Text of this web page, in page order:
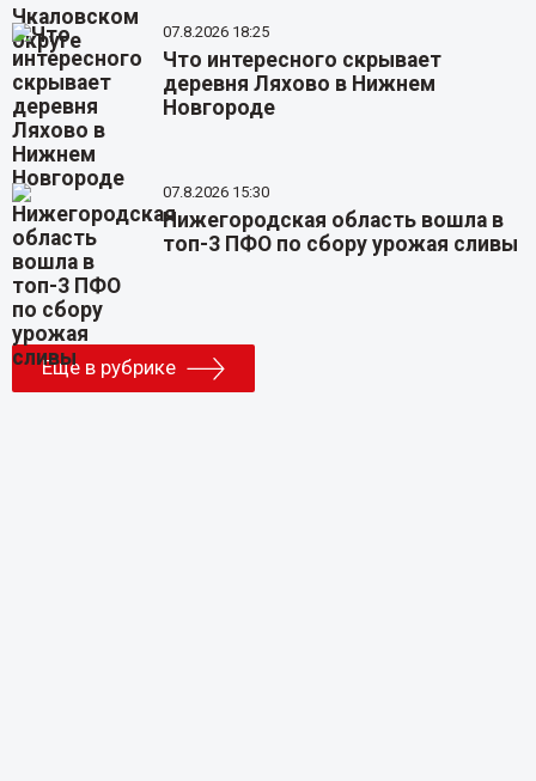
07.8.2026 18:25
Что интересного скрывает
деревня Ляхово в Нижнем
Новгороде
07.8.2026 15:30
Нижегородская область вошла в
топ-3 ПФО по сбору урожая сливы
Еще в рубрике